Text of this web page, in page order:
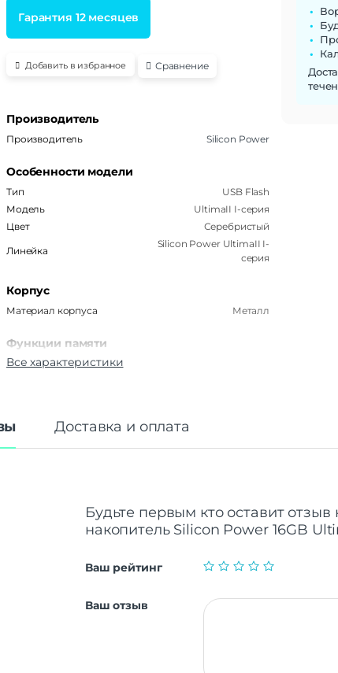
Гарантия 12 месяцев
Добавить в избранное Сравнение
Производитель
Производитель Silicon Power
Особенности модели
Тип
USB Flash
Модель
UltimaII I-серия
Цвет
Серебристый
Линейка
Silicon Power UltimaII I-
серия
Корпус
Материал корпуса Металл
Функции памяти
Объем памяти
Основные характеристики
Все характеристики
Доставка и оплата
Будьте первым кто оставит отзыв
накопитель Silicon Power 16GB
Ваш рейтинг
Ваш отзыв